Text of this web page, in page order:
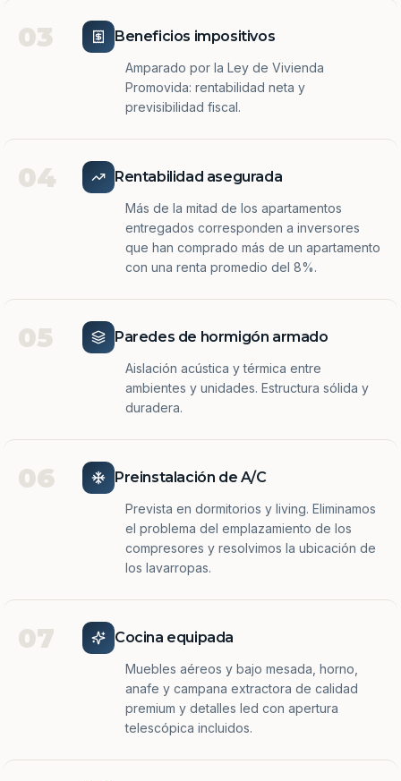
03 Beneficios impositivos
Amparado por la Ley de Vivienda
Promovida: rentabilidad neta y
previsibilidad fiscal.
04 Rentabilidad asegurada
Más de la mitad de los apartamentos
entregados corresponden a inversores
que han comprado más de un apartamento
con una renta promedio del 8%.
05 Paredes de hormigón armado
Aislación acústica y térmica entre
ambientes y unidades. Estructura sólida y
duradera.
06 Preinstalación de A/C
Prevista en dormitorios y living. Eliminamos
el problema del emplazamiento de los
compresores y resolvimos la ubicación de
los lavarropas.
07 Cocina equipada
Muebles aéreos y bajo mesada, horno,
anafe y campana extractora de calidad
premium y detalles led con apertura
telescópica incluidos.